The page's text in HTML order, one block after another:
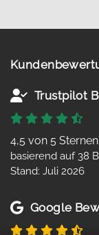
Trustpilot
4,5 von 5 Sternen
basierend auf 38
Stand: Juli 2026
Google